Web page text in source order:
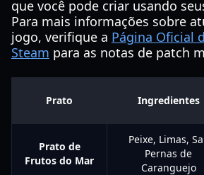
que você pode criar usando
Para mais informações sobre
jogo, verifique a Página Oficial
Steam para as notas de patch
Prato Ingredientes
Prato de
Frutos do Mar
Peixe, Limas,
Pernas de
Caranguejo